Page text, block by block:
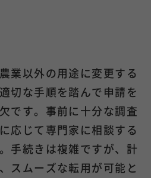
業以外の用途に変更する
切な手順を踏んで申請を
です。事前に十分な調査
応じて専門家に相談する
手続きは複雑ですが、計
スムーズな転用が可能と